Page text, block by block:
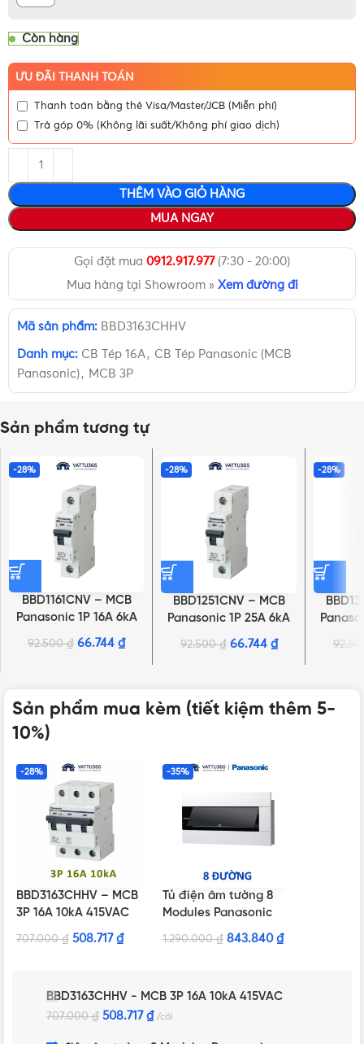
Còn hàng
ƯU ĐÃI THANH TOÁN
Thanh toán bằng thẻ Visa/Master/JCB (Miễn phí)
Trả góp 0% (Không lãi suất/Không phí giao dịch)
THÊM VÀO GIỎ HÀNG
MUA NGAY
Gọi đặt mua 0912.917.977(7:30 - 20:00)
Mua hàng tại Showroom » Xem đường đi
Mã sản phẩm: BBD3163CHHV
Danh mục: CB Tép 16A, CB Tép Panasonic (MCB
Panasonic), MCB 3P
Sản phẩm tương tự
-28%
BBD1161CNV – MCB
Panasonic 1P 16A 6kA
240VAC
92.500₫ 66.744₫
-28%
BBD1251CNV – MCB
Panasonic 1P 25A 6kA
240VAC
92.500₫ 66.744 ₫
-28%
Sản phẩm mua kèm (tiết kiệm thêm 5-
10%)
-28%
BBD3163CHHV – MCB
3P 16A 10kA 415VAC
707.000₫ 508.717 ₫
-35%
Tủ điện âm tường 8
Modules Panasonic
BQDX08T11AV màu
1.290.000₫ 843.840 ₫
BBD3163CHHV - MCB 3P 16A 10kA 415VAC
707.000₫ 508.717 ₫ cái